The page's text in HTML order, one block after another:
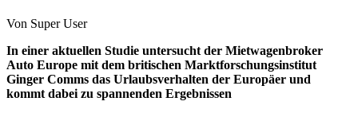
Von Super User
In einer aktuellen Studie untersucht der Mietwagenbroker
Auto Europe mit dem britischen Marktforschungsinstitut
Ginger Comms das Urlaubsverhalten der Europäer und
kommt dabei zu spannenden Ergebnissen